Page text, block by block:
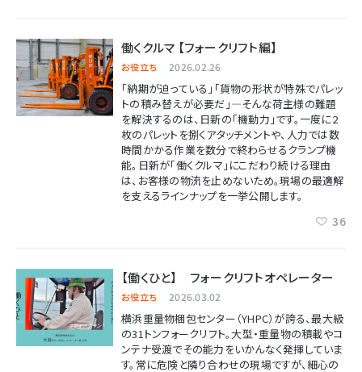
働くクルマ 【フォークリフト編】
お役立ち 2026.02.26
「納期が迫っている」「貨物の形状が特殊でパレッ
トの積み替えが必要だ」―そんな荷主様の難題
を解決するのは、日新の「機動力」です。一度に2
枚のパレットを捌くアタッチメントや、人力では数
時間かかる作業を数分で終わらせるクランプ機
能。日新が「働くクルマ」にこだわり続ける理由
は、お客様の物流を止めないため。現場の最適解
を支えるラインナップを一挙公開します。
36
【働くひと】 フォークリフトオペレーター
お役立ち 2026.03.02
横浜重量物梱包センター（YHPC） が誇る、最大級
の31トンフォークリフト。大型・重量物の積載やコ
ンテナ受渡でその能力をいかんなく発揮していま
す。常に危険と隣り合わせの現場ですが、細心の